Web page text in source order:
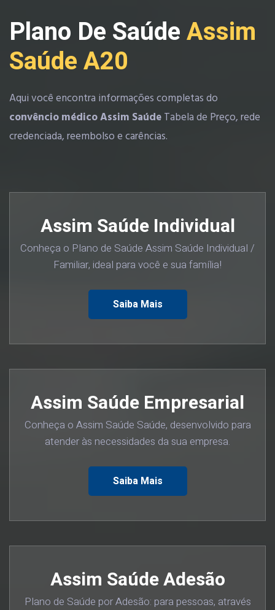
Plano De SaúdeAssim
Saúde A20
Aqui você encontra informações completas do
convêncio médico Assim Saúde Tabela de Preço, rede
credenciada, reembolso e carências.
Assim Saúde Individual
Conheça o Plano de Saúde Assim Saúde Individual /
Familiar, ideal para você e sua família!
Saiba Mais
Assim Saúde Empresarial
Conheça o Assim Saúde Saúde, desenvolvido para
atender às necessidades da sua empresa.
Saiba Mais
Assim Saúde Adesão
Plano de Saúde por Adesão: para pessoas, através